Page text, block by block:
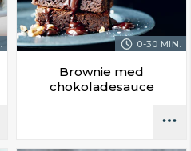
0-30 MIN.
Brownie med
chokoladesauce